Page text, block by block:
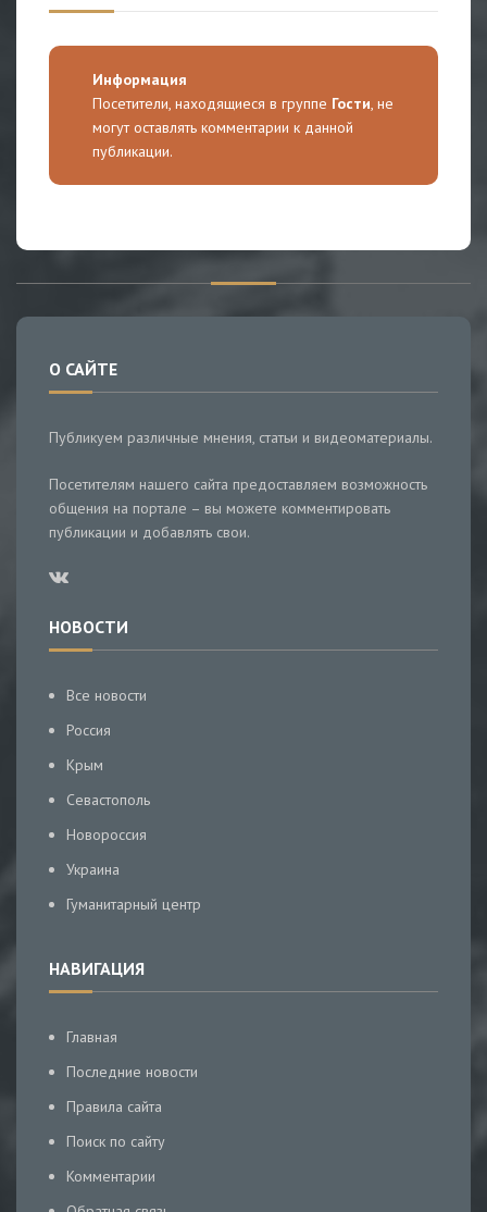
Информация
Посетители, находящиеся в группе Гости, не
могут оставлять комментарии к данной
публикации.
О САЙТЕ
Публикуем различные мнения, статьи и видеоматериалы.
Посетителям нашего сайта предоставляем возможность
общения на портале – вы можете комментировать
публикации и добавлять свои.
НОВОСТИ
Все новости
Россия
Крым
Севастополь
Новороссия
Украина
Гуманитарный центр
НАВИГАЦИЯ
Главная
Последние новости
Правила сайта
Поиск по сайту
Комментарии